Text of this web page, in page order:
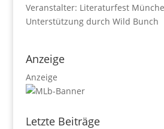
Veranstalter: Literaturfest
Unterstützung durch Wild Bunch
Anzeige
Anzeige
Letzte Beiträge